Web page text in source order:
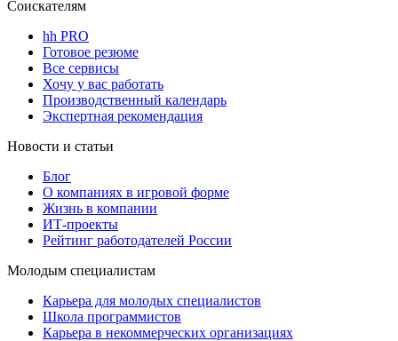
Соискателям
hh PRO
Готовое резюме
Все сервисы
Хочу у вас работать
Производственный календарь
Экспертная рекомендация
Новости и статьи
Блог
О компаниях в игровой форме
Жизнь в компании
ИТ-проекты
Рейтинг работодателей России
Молодым специалистам
Карьера для молодых специалистов
Школа программистов
Карьера в некоммерческих организациях